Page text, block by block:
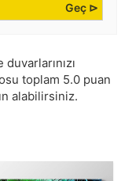
Geç ⊳
toplam 5.0 puan
alabilirsiniz.